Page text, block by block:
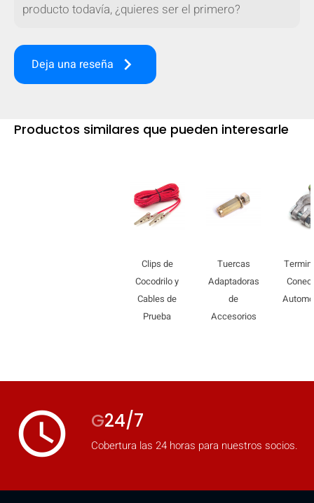
Comparar
OCULTAR
mobile_display_warn Please
producto todavía, ¿quieres ser el primero?
Deja una reseña keyboard_arrow_right
Productos similares que pueden interesarle
Clips de
Cocodrilo y
Cables de
Prueba
Tuercas
Adaptadoras
de
Accesorios
access_time G24/7
Cobertura las 24 horas para nuestros socios.